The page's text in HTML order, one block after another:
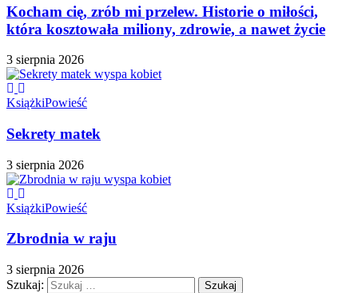
Kocham cię, zrób mi przelew. Historie o miłości,
która kosztowała miliony, zdrowie, a nawet życie
3 sierpnia 2026
KsiążkiPowieść
Sekrety matek
3 sierpnia 2026
KsiążkiPowieść
Zbrodnia w raju
3 sierpnia 2026
Szukaj: